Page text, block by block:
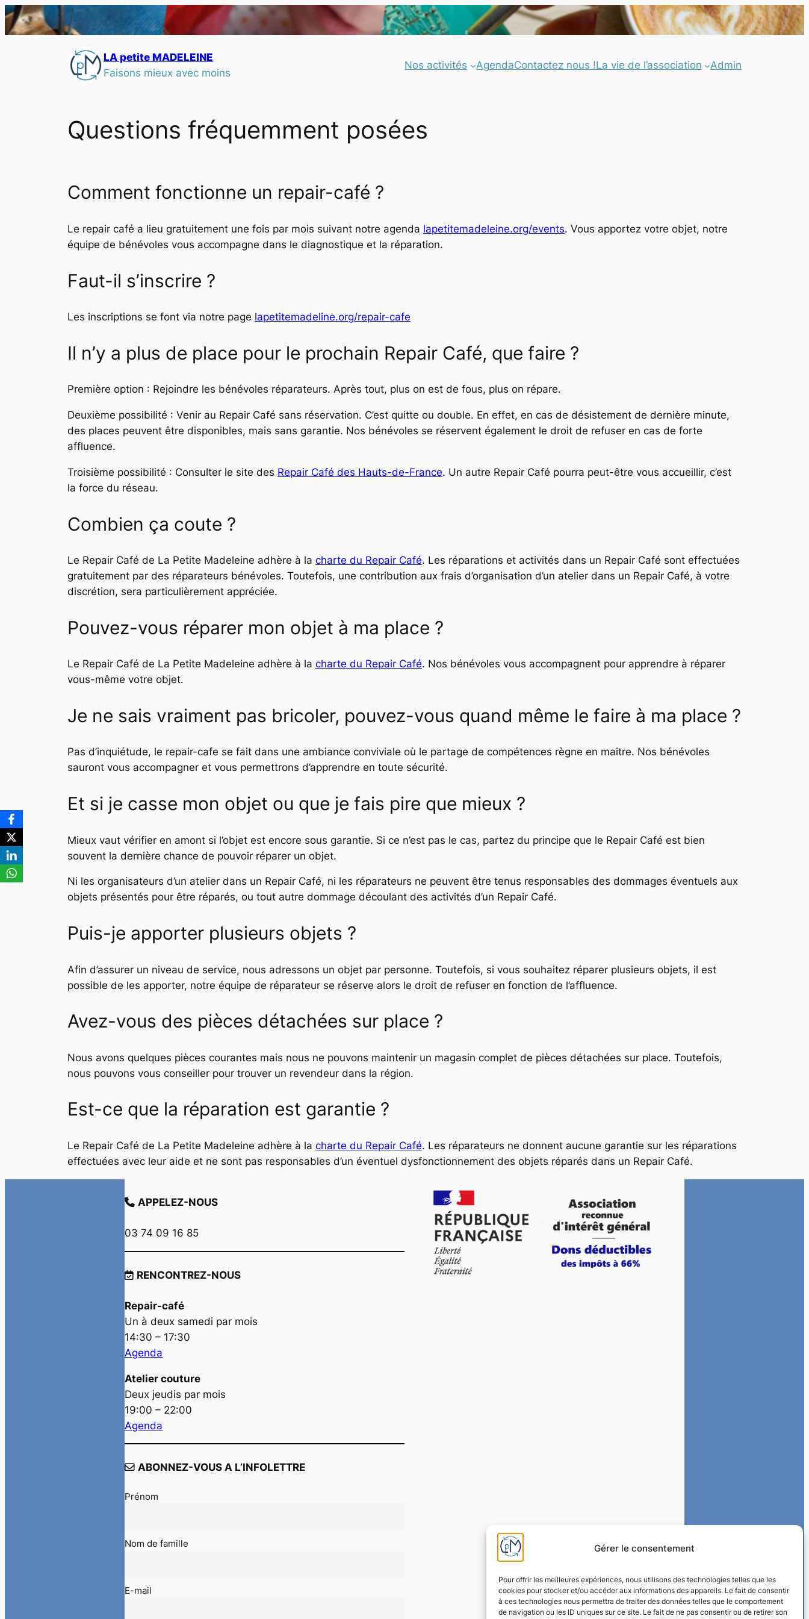
Gérer le consentement
Pour offrir les meilleures expériences, nous utilisons des technologies telles que les
cookies pour stocker et/ou accéder aux informations des appareils. Le fait de consentir
à ces technologies nous permettra de traiter des données telles que le comportement
de navigation ou les ID uniques sur ce site. Le fait de ne pas consentir ou de retirer son
LA petite MADELEINE
Faisons mieux avec moins
Nos activités AgendaContactez nous !La vie de l’association Admin
Questions fréquemment posées
Comment fonctionne un repair-café ?
Le repair café a lieu gratuitement une fois par mois suivant notre agenda lapetitemadeleine.org/events. Vous apportez votre objet, notre
équipe de bénévoles vous accompagne dans le diagnostique et la réparation.
Faut-il s’inscrire ?
Les inscriptions se font via notre page lapetitemadeline.org/repair-cafe
Il n’y a plus de place pour le prochain Repair Café, que faire ?
Première option : Rejoindre les bénévoles réparateurs. Après tout, plus on est de fous, plus on répare.
Deuxième possibilité : Venir au Repair Café sans réservation. C’est quitte ou double. En effet, en cas de désistement de dernière minute,
des places peuvent être disponibles, mais sans garantie. Nos bénévoles se réservent également le droit de refuser en cas de forte
affluence.
Troisième possibilité : Consulter le site des Repair Café des Hauts-de-France. Un autre Repair Café pourra peut-être vous accueillir, c’est
la force du réseau.
Combien ça coute ?
Le Repair Café de La Petite Madeleine adhère à la charte du Repair Café. Les réparations et activités dans un Repair Café sont effectuées
gratuitement par des réparateurs bénévoles. Toutefois, une contribution aux frais d’organisation d’un atelier dans un Repair Café, à votre
discrétion, sera particulièrement appréciée.
Pouvez-vous réparer mon objet à ma place ?
Le Repair Café de La Petite Madeleine adhère à la charte du Repair Café. Nos bénévoles vous accompagnent pour apprendre à réparer
vous-même votre objet.
Je ne sais vraiment pas bricoler, pouvez-vous quand même le faire à ma place ?
Pas d’inquiétude, le repair-cafe se fait dans une ambiance conviviale où le partage de compétences règne en maitre. Nos bénévoles
sauront vous accompagner et vous permettrons d’apprendre en toute sécurité.
Et si je casse mon objet ou que je fais pire que mieux ?
Mieux vaut vérifier en amont si l’objet est encore sous garantie. Si ce n’est pas le cas, partez du principe que le Repair Café est bien
souvent la dernière chance de pouvoir réparer un objet.
Ni les organisateurs d’un atelier dans un Repair Café, ni les réparateurs ne peuvent être tenus responsables des dommages éventuels aux
objets présentés pour être réparés, ou tout autre dommage découlant des activités d’un Repair Café.
Puis-je apporter plusieurs objets ?
Afin d’assurer un niveau de service, nous adressons un objet par personne. Toutefois, si vous souhaitez réparer plusieurs objets, il est
possible de les apporter, notre équipe de réparateur se réserve alors le droit de refuser en fonction de l’affluence.
Avez-vous des pièces détachées sur place ?
Nous avons quelques pièces courantes mais nous ne pouvons maintenir un magasin complet de pièces détachées sur place. Toutefois,
nous pouvons vous conseiller pour trouver un revendeur dans la région.
Est-ce que la réparation est garantie ?
Le Repair Café de La Petite Madeleine adhère à la charte du Repair Café. Les réparateurs ne donnent aucune garantie sur les réparations
effectuées avec leur aide et ne sont pas responsables d’un éventuel dysfonctionnement des objets réparés dans un Repair Café.
APPELEZ-NOUS
03 74 09 16 85
RENCONTREZ-NOUS
Repair-café
Un à deux samedi par mois
14:30 – 17:30
Agenda
Atelier couture
Deux jeudis par mois
19:00 – 22:00
Agenda
ABONNEZ-VOUS A L’INFOLETTRE
Prénom
Nom de famille
E-mail